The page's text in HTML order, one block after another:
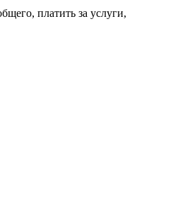
платить за услуги,